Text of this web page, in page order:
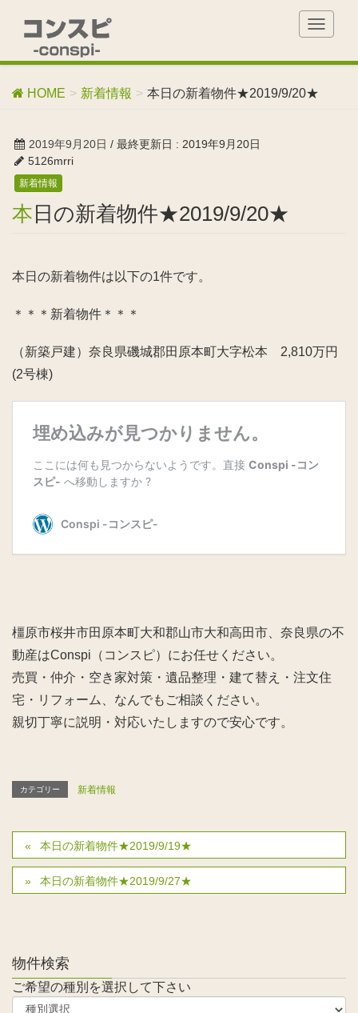
T
g
l
HOME 新着情報 本日の新着物件★2019/9/20★
2019年9月20日 / 最終更新日 : 2019年9月20日
5126mrri
新着情報
本日の新着物件★2019/9/20★
本日の新着物件は以下の1件です。
＊＊＊新着物件＊＊＊
（新築戸建）奈良県磯城郡田原本町大字松本 2,810万円
(2号棟)
橿原市桜井市田原本町大和郡山市大和高田市、奈良県の不
動産はConspi（コンスピ）にお任せください。
売買・仲介・空き家対策・遺品整理・建て替え・注文住
宅・リフォーム、なんでもご相談ください。
親切丁寧に説明・対応いたしますので安心です。
カテゴリー 新着情報
本日の新着物件★2019/9/19★
本日の新着物件★2019/9/27★
物件検索
ご希望の種別を選択して下さい